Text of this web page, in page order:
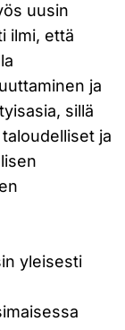
uusin
ilmi, että
ja
sillä
ja
yleisesti